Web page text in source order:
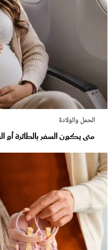
الحمل والولادة
متى يكون السفر بالطائرة أو